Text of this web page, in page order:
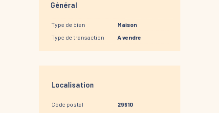
Général
Type de bien
Maison
Type de transaction
A vendre
Localisation
Code postal
29910